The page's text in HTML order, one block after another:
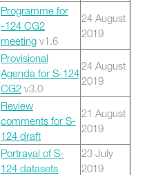
Programme for
-124 CG2
meeting v1.6
24 August
2019
Provisional
Agenda for S-124
CG2 v3.0
24 August
2019
Review
comments for S-
124 draft
21 August
2019
Portrayal of S-
124 datasets
23 July
2019